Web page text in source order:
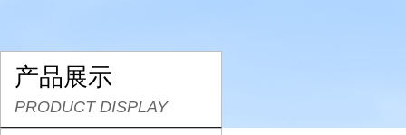
产品展示
PRODUCT DISPLAY